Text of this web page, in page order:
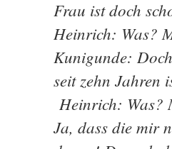
Frau ist doch
Heinrich: Was?
Kunigunde:
seit zehn Jahren
Heinrich: Was?
Ja, dass die mir